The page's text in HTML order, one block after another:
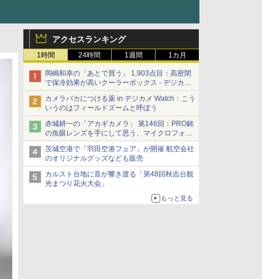
アクセスランキング
1時間 24時間 1週間 1カ月
岡嶋和幸の「あとで買う」 1,903点目：高密閉
で保冷効果が高いクーラーボックス - デジカメ
Watch
カメラバカにつける薬 in デジカメ Watch：こう
いうのはフィールドズームと呼ぼう
赤城耕一の「アカギカメラ」 第146回：PRO銘
の魚眼レンズを手にして思う、マイクロフォー
サーズへの期待と可能性
茨城空港で「羽田空港フェア」が開催 航空会社
のオリジナルグッズなども販売
カルスト台地に音が響き渡る「第48回秋吉台観
光まつり花火大会」
もっと見る